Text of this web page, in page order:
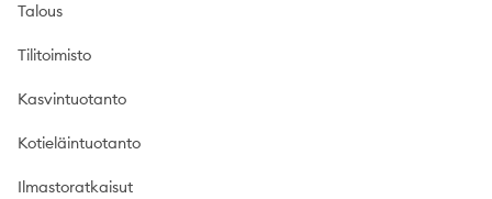
Talous
Tilitoimisto
Kasvintuotanto
Kotieläintuotanto
Ilmastoratkaisut